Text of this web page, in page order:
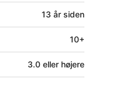
13 år siden
10+
3.0 eller højere